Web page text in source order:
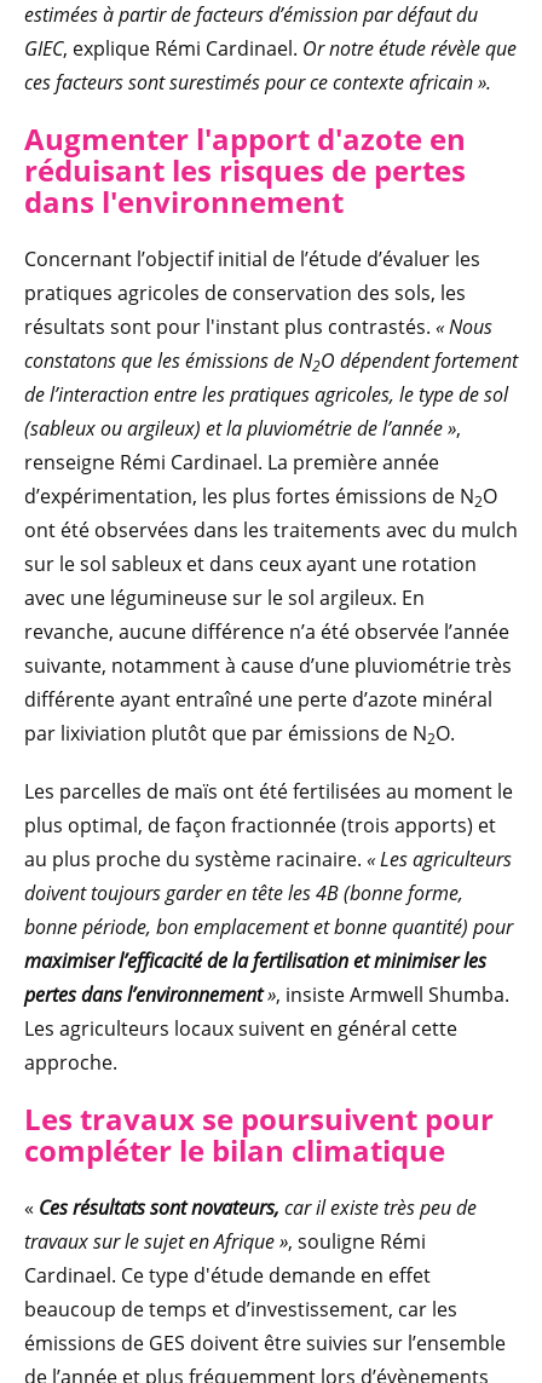
estimées à partir de facteurs d’émission par défaut du
GIEC, explique Rémi Cardinael. Or notre étude révèle que
ces facteurs sont surestimés pour ce contexte africain ».
Augmenter l'apport d'azote en
réduisant les risques de pertes
dans l'environnement
Concernant l’objectif initial de l’étude d’évaluer les
pratiques agricoles de conservation des sols, les
résultats sont pour l'instant plus contrastés. « Nous
constatons que les émissions de N2O dépendent fortement
de l’interaction entre les pratiques agricoles, le type de sol
(sableux ou argileux) et la pluviométrie de l’année »,
renseigne Rémi Cardinael. La première année
d’expérimentation, les plus fortes émissions de N2O
ont été observées dans les traitements avec du mulch
sur le sol sableux et dans ceux ayant une rotation
avec une légumineuse sur le sol argileux. En
revanche, aucune différence n’a été observée l’année
suivante, notamment à cause d’une pluviométrie très
différente ayant entraîné une perte d’azote minéral
par lixiviation plutôt que par émissions de N2O.
Les parcelles de maïs ont été fertilisées au moment le
plus optimal, de façon fractionnée (trois apports) et
au plus proche du système racinaire. « Les agriculteurs
doivent toujours garder en tête les 4B (bonne forme,
bonne période, bon emplacement et bonne quantité) pour
maximiser l’efficacité de la fertilisation et minimiser les
pertes dans l’environnement», insiste Armwell Shumba.
Les agriculteurs locaux suivent en général cette
approche.
Les travaux se poursuivent pour
compléter le bilan climatique
« Ces résultats sont novateurs, car il existe très peu de
travaux sur le sujet en Afrique », souligne Rémi
Cardinael. Ce type d'étude demande en effet
beaucoup de temps et d’investissement, car les
émissions de GES doivent être suivies sur l’ensemble
de l’année et plus fréquemment lors d’évènements